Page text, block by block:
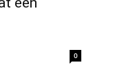
0